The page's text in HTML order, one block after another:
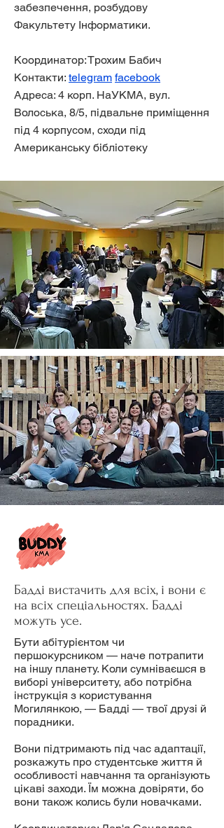
забезпечення, розбудову
Факультету Інформатики.
Координатор: Трохим Бабич
Контакти: telegram facebook
Адреса: 4 корп. НаУКМА, вул.
Волоська, 8/5, підвальне приміщення
під 4 корпусом, сходи під
Американську бібліотеку
Бадді вистачить для всіх, і вони є
на всіх спеціальностях. Бадді
можуть усе.
Бути абітурієнтом чи
першокурсником — наче потрапити
на іншу планету. Коли сумніваєшся в
виборі університету, або потрібна
інструкція з користування
Могилянкою, — Бадді — твої друзі й
порадники.
Вони підтримають під час адаптації,
розкажуть про студентське життя й
особливості навчання та організують
цікаві заходи. Їм можна довіряти, бо
вони також колись були новачками.